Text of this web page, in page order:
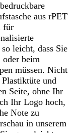
aus rPET
für
leicht, dass Sie
oder beim
müssen. Nicht
und
Seite, ohne Ihr
Ihr Logo hoch,
Note zu
in unserem